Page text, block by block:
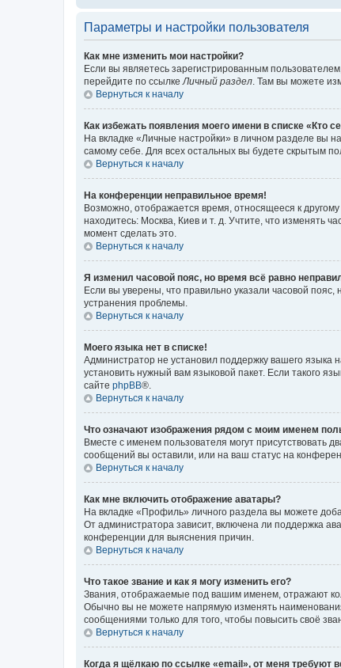
Параметры и настройки пользователя
Как мне изменить мои настройки?
Если вы являетесь зарегистрированным
перейдите по ссылкеЛичный раздел. Там вы можете
Вернуться к началу
Как избежать появления моего имени в списке «Кто
На вкладке «Личные настройки» в личном разделе вы
самому себе. Для всех остальных вы будете скрытым
Вернуться к началу
На конференции неправильное время!
Возможно, отображается время, относящееся к
находитесь: Москва, Киев и т. д. Учтите, что изменять
момент сделать это.
Вернуться к началу
Я изменил часовой пояс, но время всё равно
Если вы уверены, что правильно указали часовой
устранения проблемы.
Вернуться к началу
Моего языка нет в списке!
Администратор не установил поддержку вашего
установить нужный вам языковой пакет. Если такого
сайте phpBB®.
Вернуться к началу
Что означают изображения рядом с моим именем
Вместе с именем пользователя могут присутствовать
сообщений вы оставили, или на ваш статус на
Вернуться к началу
Как мне включить отображение аватары?
На вкладке «Профиль» личного раздела вы можете
От администратора зависит, включена ли поддержка
конференции для выяснения причин.
Вернуться к началу
Что такое звание и как я могу изменить его?
Звания, отображаемые под вашим именем, отражают
Обычно вы не можете напрямую изменять
сообщениями только для того, чтобы повысить своё
Вернуться к началу
Когда я щёлкаю по ссылке «email», от меня требуют